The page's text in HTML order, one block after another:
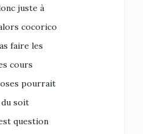
juste à
cocorico
faire les
cours
pourrait
soit
question